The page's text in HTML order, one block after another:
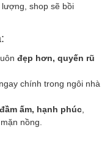
shop sẽ bồi
đẹp hơn, quyến rũ
ngay chính trong ngôi nhà
ấm, hạnh phúc
nồng.